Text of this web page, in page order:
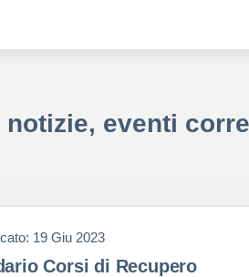
eventi
19 Giu 2023
Corsi di Recupero